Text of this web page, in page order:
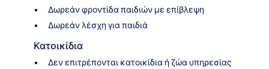
Δωρεάν φροντίδα παιδιών με επίβλεψη
Δωρεάν λέσχη για παιδιά
Κατοικίδια
Δεν επιτρέπονται κατοικίδια ή ζώα υπηρεσίας